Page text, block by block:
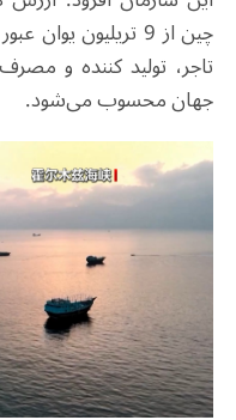
چین از 9 تریلیون
تاجر، تولید کننده و
جهان محسوب می‌شود.